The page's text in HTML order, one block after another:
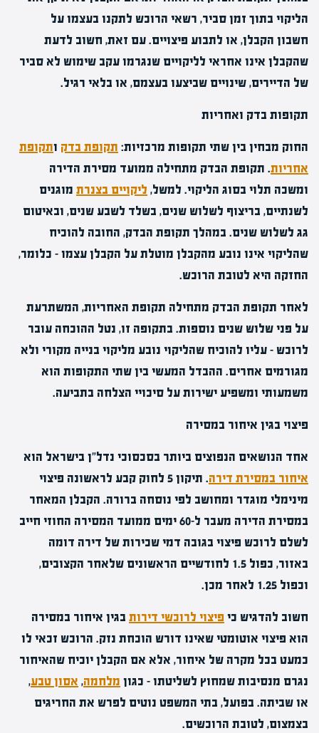
הליקוי בתוך זמן סביר, רשאי הרוכש לתקנו בעצמו על
חשבון הקבלן, או לתבוע פיצויים. עם זאת, חשוב לדעת
שהקבלן אינו אחראי לליקויים שנגרמו עקב שימוש לא סביר
של הדיירים, שינויים שביצעו בעצמם, או בלאי רגיל.
תקופות בדק ואחריות
החוק מבחין בין שתי תקופות מרכזיות: תקופת בדק ותקופת
אחריות. תקופת הבדק מתחילה ממועד מסירת הדירה
ומשכה תלוי בסוג הליקוי. למשל,ליקויים בצנרת מוגנים
לשנתיים, בריצוף לשלוש שנים, בשלד לשבע שנים, ובאיטום
גג לשלוש שנים. במהלך תקופת הבדק, החובה להוכיח
שהליקוי אינו נובע מהקבלן מוטלת על הקבלן עצמו – כלומר,
החזקה היא לטובת הרוכש.
לאחר תקופת הבדק מתחילה תקופת האחריות, המשתרעת
על פני שלוש שנים נוספות. בתקופה זו, נטל ההוכחה עובר
לרוכש – עליו להוכיח שהליקוי נובע מליקוי בנייה מקורי ולא
מגורמים אחרים. ההבדל המעשי בין שתי התקופות הוא
משמעותי ומשפיע ישירות על סיכויי הצלחה בתביעה.
פיצוי בגין איחור במסירה
אחד הנושאים הנפוצים ביותר בסכסוכי נדל"ן בישראל הוא
איחור במסירת דירה
. תיקון 5 לחוק קבע לראשונה פיצוי
מינימלי מוגדר ומחושב לפי נוסחה ברורה. הקבלן המאחר
במסירת הדירה מעבר ל-60 ימים ממועד המסירה החוזי חייב
לשלם לרוכש פיצוי בגובה דמי שכירות של דירה דומה
באזור, כפול 1.5 לחודשיים הראשונים שלאחר הקצובים,
וכפול 1.25 לאחר מכן.
חשוב להדגיש כי פיצוי לרוכשי דירות בגין איחור במסירה
הוא פיצוי אוטומטי שאינו דורש הוכחת נזק. הרוכש זכאי לו
כמעט בכל מקרה של איחור, אלא אם הקבלן יוכיח שהאיחור
נגרם מנסיבות שמחוץ לשליטתו – כגון מלחמה, אסון טבע,
או שביתה. בפועל, בתי המשפט נוטים לפרש את החריגים
בצמצום, לטובת הרוכשים.